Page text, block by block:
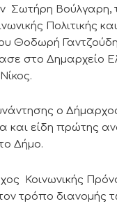
Σωτήρη Βούλγαρη,
Πολιτικής
Θοδωρή
στο Δημαρχείο
ο
και είδη πρώτης
Δήμο.
Κοινωνικής
τρόπο διανομής